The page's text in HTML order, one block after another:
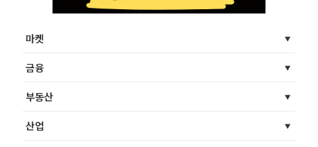
마켓
금융
부동산
산업